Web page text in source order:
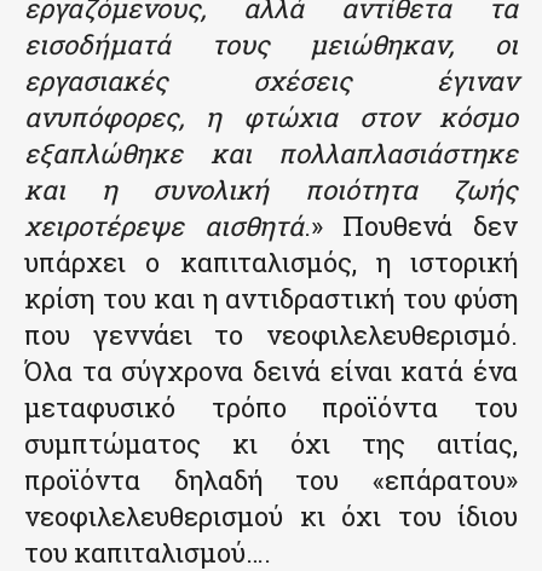
εργαζόμενους, αλλά αντίθετα τα
εισοδήματά τους μειώθηκαν, οι
εργασιακές σχέσεις έγιναν
ανυπόφορες, η φτώχια στον κόσμο
εξαπλώθηκε και πολλαπλασιάστηκε
και η συνολική ποιότητα ζωής
χειροτέρεψε αισθητά.» Πουθενά δεν
υπάρχει ο καπιταλισμός, η ιστορική
κρίση του και η αντιδραστική του φύση
που γεννάει το νεοφιλελευθερισμό.
Όλα τα σύγχρονα δεινά είναι κατά ένα
μεταφυσικό τρόπο προϊόντα του
συμπτώματος κι όχι της αιτίας,
προϊόντα δηλαδή του «επάρατου»
νεοφιλελευθερισμού κι όχι του ίδιου
του καπιταλισμού….